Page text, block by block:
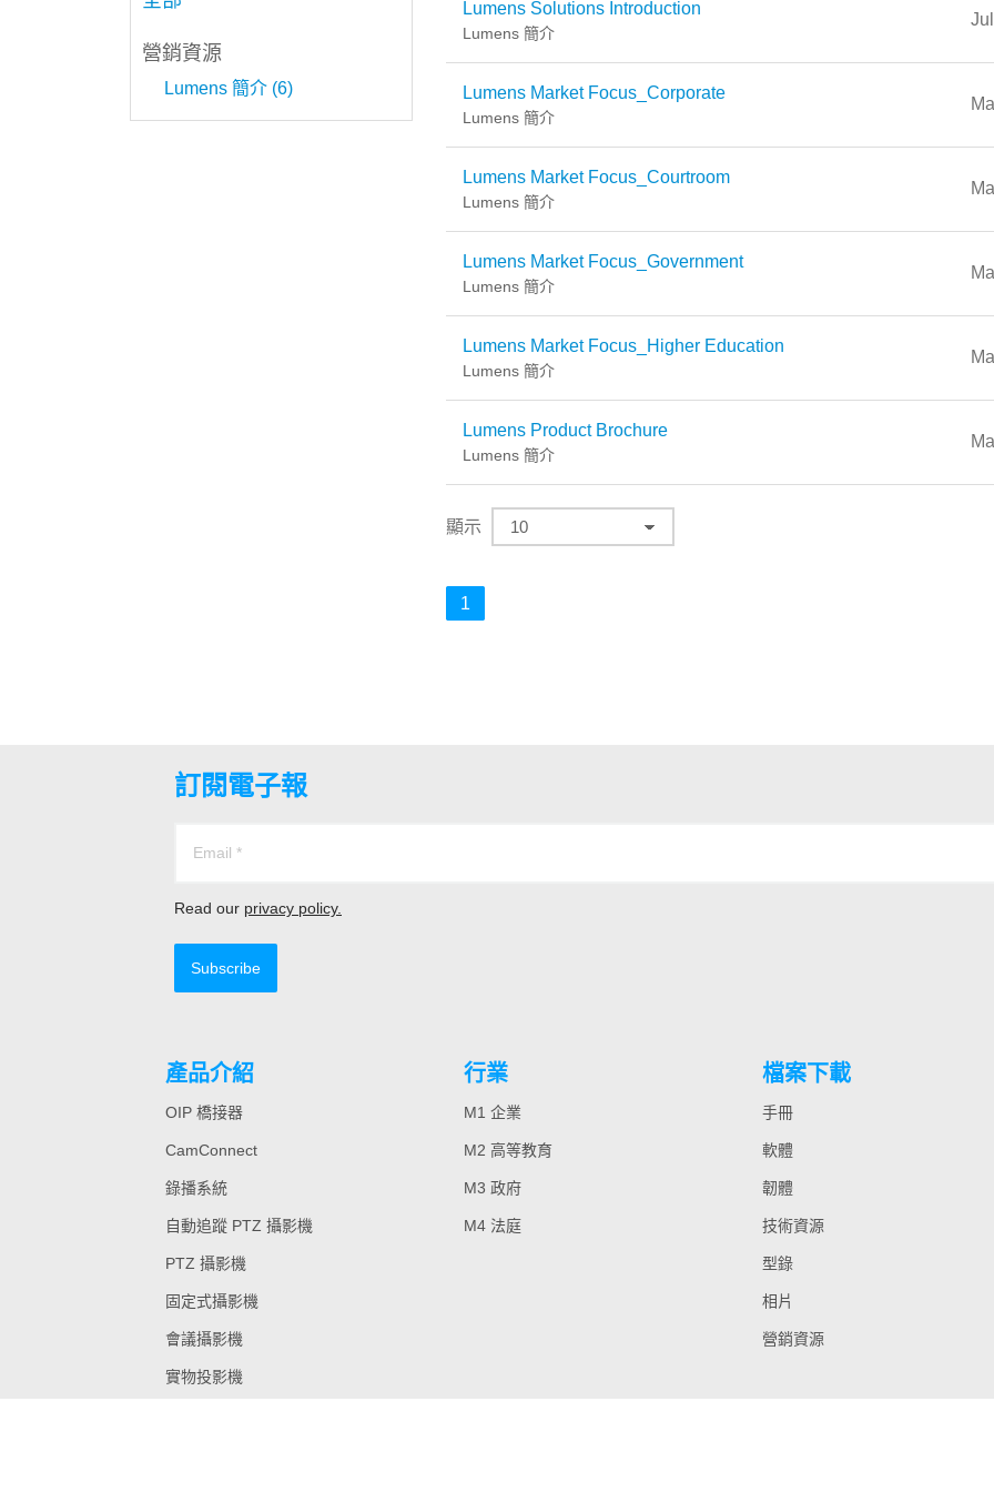
營銷資源
Lumens 簡介 (6)
Lumens Solutions Introduction
Lumens 簡介
Lumens Market Focus_Corporate
Lumens 簡介
Lumens Market Focus_Courtroom
Lumens 簡介
Lumens Market Focus_Government
Lumens 簡介
Lumens Market Focus_Higher Education
Lumens 簡介
Lumens Product Brochure
Lumens 簡介
顯示
1
訂閱電子報
Read our privacy policy.
Subscribe
產品介紹
OIP 橋接器
CamConnect
錄播系統
自動追蹤 PTZ 攝影機
PTZ 攝影機
固定式攝影機
會議攝影機
實物投影機
行業
M1 企業
M2 高等教育
M3 政府
M4 法庭
檔案下載
手冊
軟體
韌體
技術資源
型錄
相片
營銷資源